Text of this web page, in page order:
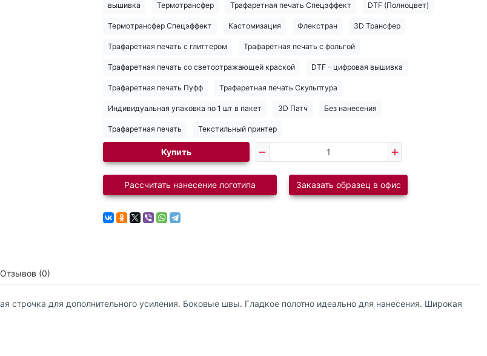
вышивка Термотрансфер Трафаретная печать Спецэффект DTF (Полноцвет)
Термотрансфер Спецэффект Кастомизация Флекстран 3D Трансфер
Трафаретная печать с глиттером Трафаретная печать с фольгой
Трафаретная печать со светоотражающей краской DTF - цифровая вышивка
Трафаретная печать Пуфф Трафаретная печать Скульптура
Индивидуальная упаковка по 1 шт в пакет 3D Патч Без нанесения
Трафаретная печать Текстильный принтер
Купить
Рассчитать нанесение логотипа Заказать образец в офис
Отзывов (0)
для дополнительного усиления. Боковые швы. Гладкое полотно идеально для нанесения. Широкая